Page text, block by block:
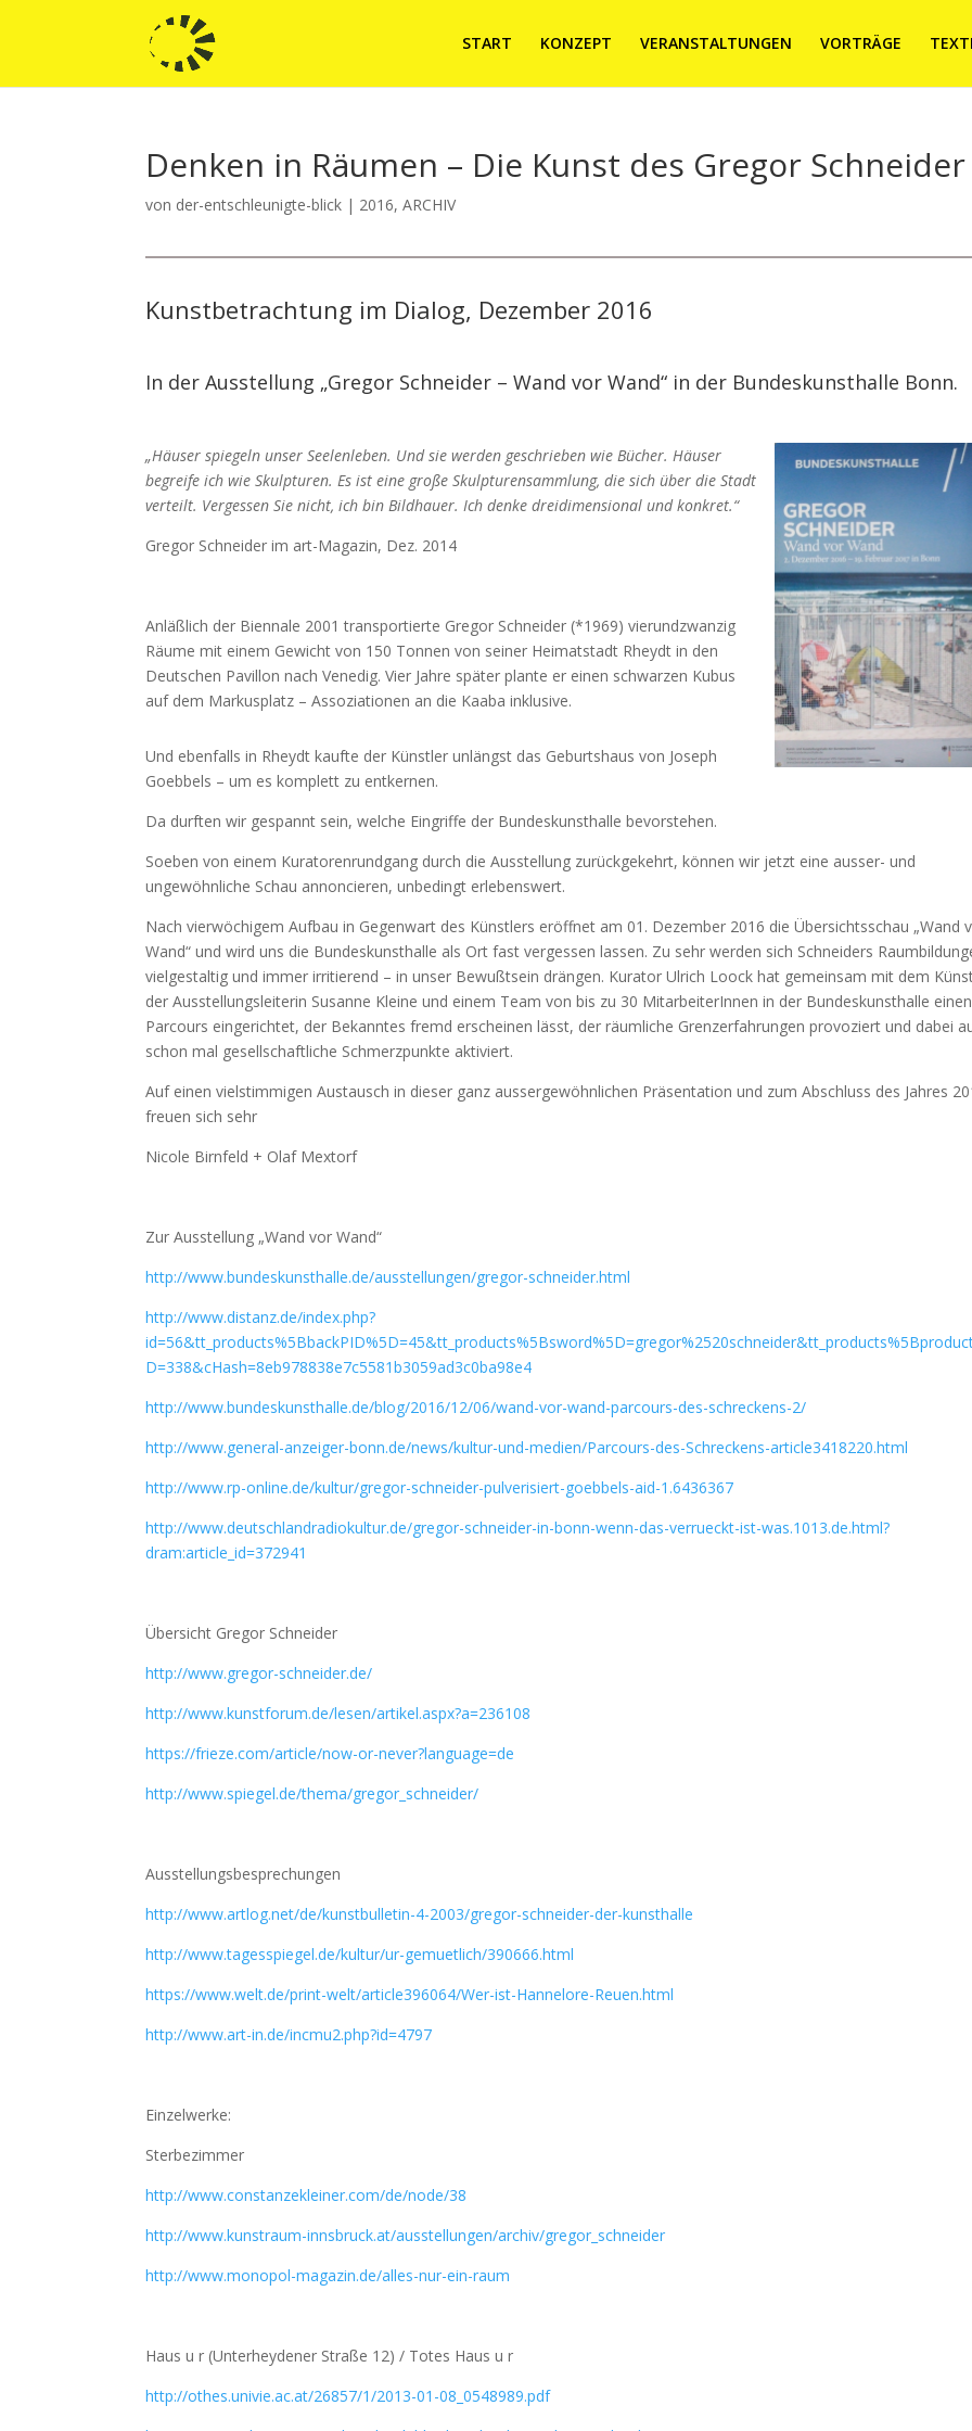
START KONZEPT VERANSTALTUNGEN VORTRÄGE
Denken in Räumen – Die Kunst des Gregor Schneider
von der-entschleunigte-blick | 2016,ARCHIV
Kunstbetrachtung im Dialog, Dezember 2016
In der Ausstellung „Gregor Schneider – Wand vor Wand“ in der Bundeskunsthalle Bonn.
„Häuser spiegeln unser Seelenleben. Und sie werden geschrieben wie Bücher. Häuser
begreife ich wie Skulpturen. Es ist eine große Skulpturensammlung, die sich über die Stadt
verteilt. Vergessen Sie nicht, ich bin Bildhauer. Ich denke dreidimensional und konkret.“
Gregor Schneider im art-Magazin, Dez. 2014
Anläßlich der Biennale 2001 transportierte Gregor Schneider (*1969) vierundzwanzig
Räume mit einem Gewicht von 150 Tonnen von seiner Heimatstadt Rheydt in den
Deutschen Pavillon nach Venedig. Vier Jahre später plante er einen schwarzen Kubus
auf dem Markusplatz – Assoziationen an die Kaaba inklusive.
Und ebenfalls in Rheydt kaufte der Künstler unlängst das Geburtshaus von Joseph
Goebbels – um es komplett zu entkernen.
Da durften wir gespannt sein, welche Eingriffe der Bundeskunsthalle bevorstehen.
Soeben von einem Kuratorenrundgang durch die Ausstellung zurückgekehrt, können wir jetzt eine ausser- und
ungewöhnliche Schau annoncieren, unbedingt erlebenswert.
Nach vierwöchigem Aufbau in Gegenwart des Künstlers eröffnet am 01. Dezember 2016 die Übersichtsschau „Wand
Wand“ und wird uns die Bundeskunsthalle als Ort fast vergessen lassen. Zu sehr werden sich Schneiders
vielgestaltig und immer irritierend – in unser Bewußtsein drängen. Kurator Ulrich Loock hat gemeinsam mit dem
der Ausstellungsleiterin Susanne Kleine und einem Team von bis zu 30 MitarbeiterInnen in der Bundeskunsthalle einen
Parcours eingerichtet, der Bekanntes fremd erscheinen lässt, der räumliche Grenzerfahrungen provoziert und dabei
schon mal gesellschaftliche Schmerzpunkte aktiviert.
Auf einen vielstimmigen Austausch in dieser ganz aussergewöhnlichen Präsentation und zum Abschluss des Jahres
freuen sich sehr
Nicole Birnfeld + Olaf Mextorf
Zur Ausstellung „Wand vor Wand“
http://www.bundeskunsthalle.de/ausstellungen/gregor-schneider.html
http://www.distanz.de/index.php?
D=338&cHash=8eb978838e7c5581b3059ad3c0ba98e4
http://www.bundeskunsthalle.de/blog/2016/12/06/wand-vor-wand-parcours-des-schreckens-2/
http://www.general-anzeiger-bonn.de/news/kultur-und-medien/Parcours-des-Schreckens-article3418220.html
http://www.rp-online.de/kultur/gregor-schneider-pulverisiert-goebbels-aid-1.6436367
http://www.deutschlandradiokultur.de/gregor-schneider-in-bonn-wenn-das-verrueckt-ist-was.1013.de.html?
dram:article_id=372941
Übersicht Gregor Schneider
http://www.gregor-schneider.de/
http://www.kunstforum.de/lesen/artikel.aspx?a=236108
https://frieze.com/article/now-or-never?language=de
http://www.spiegel.de/thema/gregor_schneider/
Ausstellungsbesprechungen
http://www.artlog.net/de/kunstbulletin-4-2003/gregor-schneider-der-kunsthalle
http://www.tagesspiegel.de/kultur/ur-gemuetlich/390666.html
https://www.welt.de/print-welt/article396064/Wer-ist-Hannelore-Reuen.html
http://www.art-in.de/incmu2.php?id=4797
Einzelwerke:
Sterbezimmer
http://www.constanzekleiner.com/de/node/38
http://www.kunstraum-innsbruck.at/ausstellungen/archiv/gregor_schneider
http://www.monopol-magazin.de/alles-nur-ein-raum
Haus u r (Unterheydener Straße 12) / Totes Haus u r
http://othes.univie.ac.at/26857/1/2013-01-08_0548989.pdf